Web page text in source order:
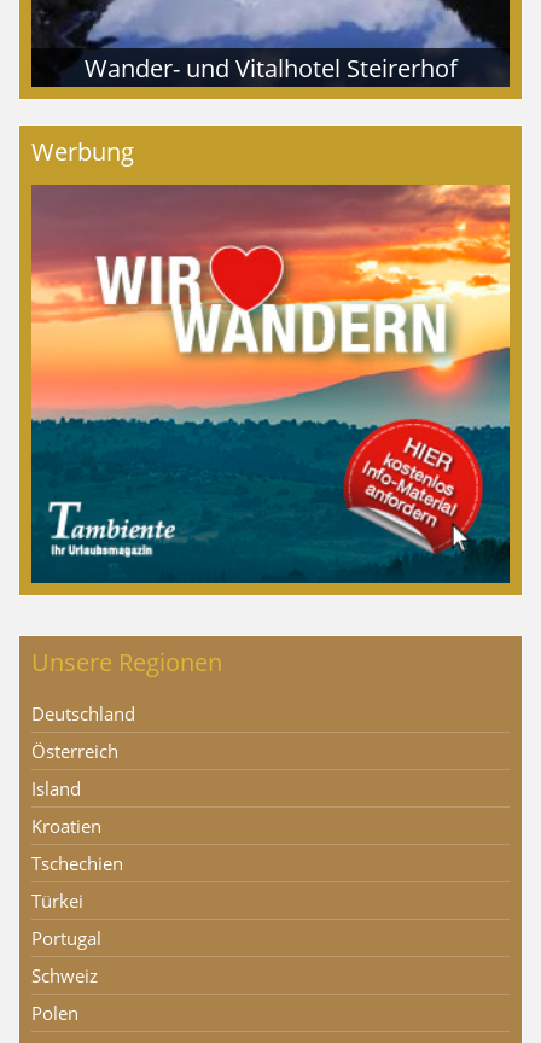
Wander- und Vitalhotel Steirerhof
Werbung
Unsere Regionen
Deutschland
Österreich
Island
Kroatien
Tschechien
Türkei
Portugal
Schweiz
Polen